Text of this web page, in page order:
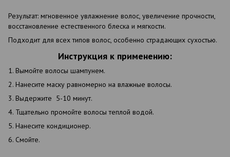
Результат: мгновенное увлажнение волос, увеличение прочности,
восстановление естественного блеска и мягкости.
Подходит для всех типов волос, особенно страдающих сухостью.
Инструкция к применению:
1. Вымойте волосы шампунем.
2. Нанесите маску равномерно на влажные волосы.
3. Выдержите 5-10 минут.
4. Тщательно промойте волосы теплой водой.
5. Нанесите кондиционер.
6. Смойте.